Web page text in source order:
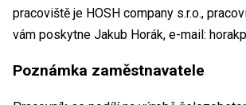
pracoviště je HOSH company s.r.o.,
vám poskytne Jakub Horák, e-mail:
Poznámka zaměstnavatele